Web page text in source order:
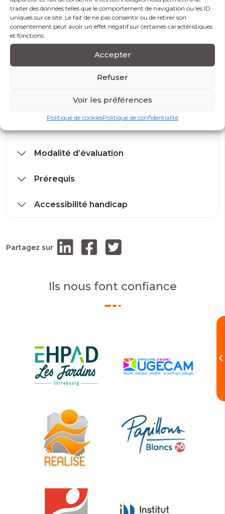
traiter des données telles que le comportement de navigation ou les ID
uniques sur ce site. Le fait de ne pas consentir ou de retirer son
consentement peut avoir un effet négatif sur certaines caractéristiques
et fonctions.
Accepter
Refuser
Voir les préférences
Politique de cookiesPolitique de confidentialité
travers une approche du milieu vivant et du
végétal en particulier.
Apports théoriques : support pédagogique remis
à chaque participant
Modalité d’évaluation
Prérequis
Accessibilité handicap
Partagez sur
Ils nous font confiance